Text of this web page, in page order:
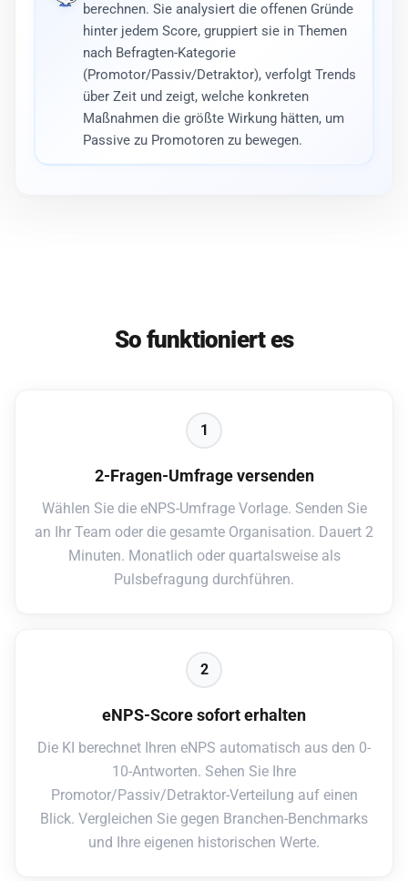
berechnen. Sie analysiert die offenen Gründe
hinter jedem Score, gruppiert sie in Themen
nach Befragten-Kategorie
(Promotor/Passiv/Detraktor), verfolgt Trends
über Zeit und zeigt, welche konkreten
Maßnahmen die größte Wirkung hätten, um
Passive zu Promotoren zu bewegen.
So funktioniert es
1
2-Fragen-Umfrage versenden
Wählen Sie die eNPS-Umfrage Vorlage. Senden Sie
an Ihr Team oder die gesamte Organisation. Dauert 2
Minuten. Monatlich oder quartalsweise als
Pulsbefragung durchführen.
2
eNPS-Score sofort erhalten
Die KI berechnet Ihren eNPS automatisch aus den 0-
10-Antworten. Sehen Sie Ihre
Promotor/Passiv/Detraktor-Verteilung auf einen
Blick. Vergleichen Sie gegen Branchen-Benchmarks
und Ihre eigenen historischen Werte.